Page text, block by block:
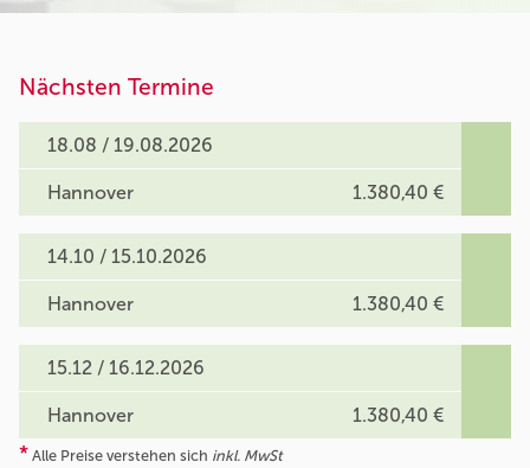
Nächsten Termine
18.08 / 19.08.2026
Hannover 1.380,40 €
14.10 / 15.10.2026
Hannover 1.380,40 €
15.12 / 16.12.2026
Hannover 1.380,40 €
* Alle Preise verstehen sich inkl. MwSt